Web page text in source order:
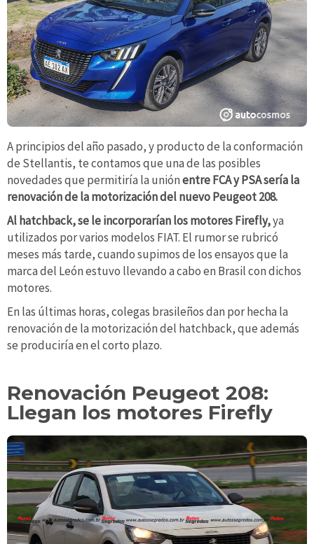
A principios del año pasado, y producto de la conformación
de Stellantis, te contamos que una de las posibles
novedades que permitiría la uniónentre FCA y PSA sería la
renovación de la motorización del nuevo Peugeot 208.
Al hatchback, se le incorporarían los motores Firefly,ya
utilizados por varios modelos FIAT. El rumor se rubricó
meses más tarde, cuando supimos de los ensayos que la
marca del León estuvo llevando a cabo en Brasil con dichos
motores.
En las últimas horas, colegas brasileños dan por hecha la
renovación de la motorización del hatchback, que además
se produciría en el corto plazo.
Renovación Peugeot 208:
Llegan los motores Firefly